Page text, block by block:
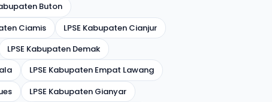
Buton
Ciamis
LPSE Kabupaten Cianjur
LPSE Kabupaten Demak
LPSE Kabupaten Empat Lawang
LPSE Kabupaten Gianyar